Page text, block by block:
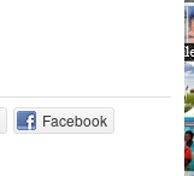
Facebook